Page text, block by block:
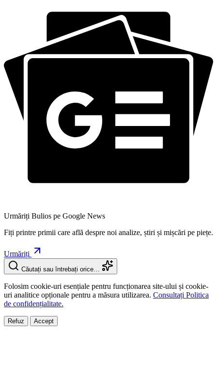
Urmăriți Bulios pe Google News
Fiți printre primii care află despre noi analize, știri și mișcări pe piețe.
Urmăriți
Căutați sau întrebați orice…
Folosim cookie-uri esențiale pentru funcționarea site-ului și cookie-
uri analitice opționale pentru a măsura utilizarea. Consultați Politica
de confidențialitate.
Refuz Accept